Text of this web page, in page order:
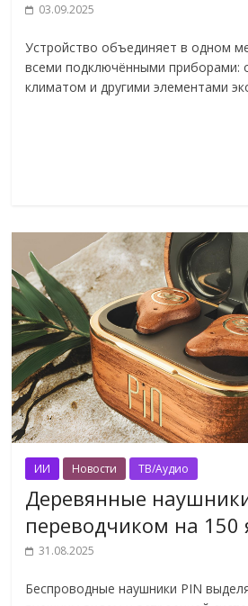
03.09.2025
Устройство объединяет в одном
всеми подключёнными приборами:
климатом и другими элементами
ИИ Новости ТВ/Аудио
Деревянные
переводчиком на 150
31.08.2025
Беспроводные наушники PIN